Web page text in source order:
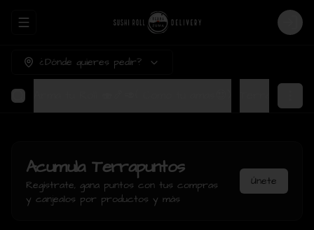
Abrir menu de navegación Login
¿Dónde quieres pedir?
AcumulaTerrapuntos
Regístrate, gana puntos con tus compras
y canjealos por productos y más
Únete